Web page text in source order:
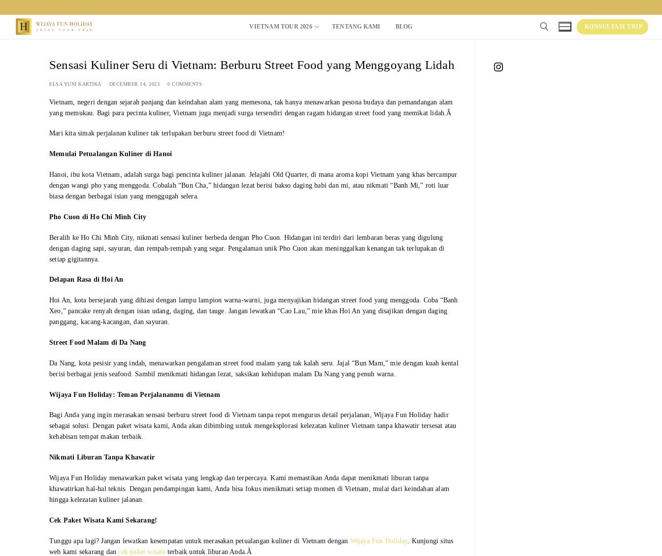
to
VIETNAM TOUR 2026 TENTANG KAMI BLOG
Search for:
KONSULTASI TRIP
Sensasi Kuliner Seru di Vietnam: Berburu Street Food yang Menggoyang Lidah
ELSA YUNI KARTIKA DECEMBER 14, 2023 0 COMMENTS
Vietnam, negeri dengan sejarah panjang dan keindahan alam yang memesona, tak hanya menawarkan pesona budaya dan pemandangan alam
yang memukau. Bagi para pecinta kuliner, Vietnam juga menjadi surga tersendiri dengan ragam hidangan street food yang memikat lidah.Â
Mari kita simak perjalanan kuliner tak terlupakan berburu street food di Vietnam!
Memulai Petualangan Kuliner di Hanoi
Hanoi, ibu kota Vietnam, adalah surga bagi pencinta kuliner jalanan. Jelajahi Old Quarter, di mana aroma kopi Vietnam yang khas bercampur
dengan wangi pho yang menggoda. Cobalah “Bun Cha,” hidangan lezat berisi bakso daging babi dan mi, atau nikmati “Banh Mi,” roti luar
biasa dengan berbagai isian yang menggugah selera.
Pho Cuon di Ho Chi Minh City
Beralih ke Ho Chi Minh City, nikmati sensasi kuliner berbeda dengan Pho Cuon. Hidangan ini terdiri dari lembaran beras yang digulung
dengan daging sapi, sayuran, dan rempah-rempah yang segar. Pengalaman unik Pho Cuon akan meninggalkan kenangan tak terlupakan di
setiap gigitannya.
Delapan Rasa di Hoi An
Hoi An, kota bersejarah yang dihiasi dengan lampu lampion warna-warni, juga menyajikan hidangan street food yang menggoda. Coba “Banh
Xeo,” pancake renyah dengan isian udang, daging, dan tauge. Jangan lewatkan “Cao Lau,” mie khas Hoi An yang disajikan dengan daging
panggang, kacang-kacangan, dan sayuran.
Street Food Malam di Da Nang
Da Nang, kota pesisir yang indah, menawarkan pengalaman street food malam yang tak kalah seru. Jajal “Bun Mam,” mie dengan kuah kental
berisi berbagai jenis seafood. Sambil menikmati hidangan lezat, saksikan kehidupan malam Da Nang yang penuh warna.
Wijaya Fun Holiday: Teman Perjalananmu di Vietnam
Bagi Anda yang ingin merasakan sensasi berburu street food di Vietnam tanpa repot mengurus detail perjalanan, Wijaya Fun Holiday hadir
sebagai solusi. Dengan paket wisata kami, Anda akan dibimbing untuk mengeksplorasi kelezatan kuliner Vietnam tanpa khawatir tersesat atau
kehabisan tempat makan terbaik.
Nikmati Liburan Tanpa Khawatir
Wijaya Fun Holiday menawarkan paket wisata yang lengkap dan terpercaya. Kami memastikan Anda dapat menikmati liburan tanpa
khawatirkan hal-hal teknis. Dengan pendampingan kami, Anda bisa fokus menikmati setiap momen di Vietnam, mulai dari keindahan alam
hingga kelezatan kuliner jalanan.
Cek Paket Wisata Kami Sekarang!
Tunggu apa lagi? Jangan lewatkan kesempatan untuk merasakan petualangan kuliner di Vietnam dengan Wijaya Fun Holiday. Kunjungi situs
web kami sekarang dancek paket wisata terbaik untuk liburan Anda.Â
Instagram